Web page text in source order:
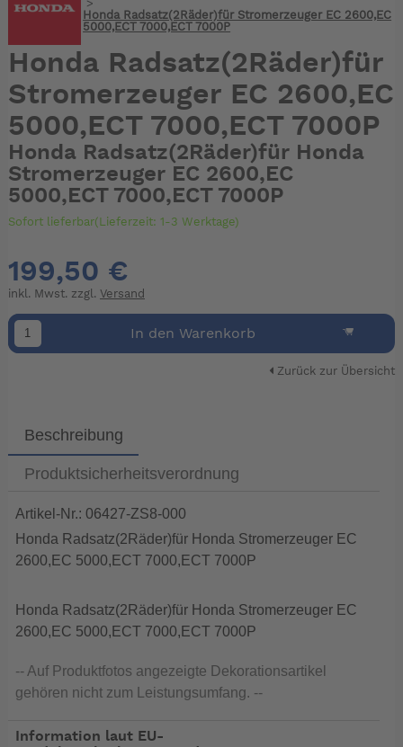
>
Honda Radsatz(2Räder)für Stromerzeuger EC 2600,EC
5000,ECT 7000,ECT 7000P
Honda Radsatz(2Räder)für
Stromerzeuger EC 2600,EC
5000,ECT 7000,ECT 7000P
Honda Radsatz(2Räder)für Honda
Stromerzeuger EC 2600,EC
5000,ECT 7000,ECT 7000P
Sofort lieferbar(Lieferzeit: 1-3 Werktage)
199,50 €
inkl. Mwst. zzgl. Versand
In den Warenkorb
Zurück zur Übersicht
Beschreibung
Produktsicherheitsverordnung
Artikel-Nr.: 06427-ZS8-000
Honda Radsatz(2Räder)für Honda Stromerzeuger EC
2600,EC 5000,ECT 7000,ECT 7000P
Honda Radsatz(2Räder)für Honda Stromerzeuger EC
2600,EC 5000,ECT 7000,ECT 7000P
-- Auf Produktfotos angezeigte Dekorationsartikel
gehören nicht zum Leistungsumfang. --
Information laut EU-